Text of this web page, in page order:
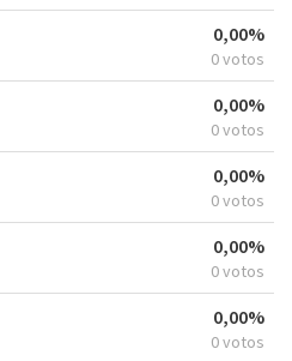
0,00%
0 votos
0,00%
0 votos
0,00%
0 votos
0,00%
0 votos
0,00%
0 votos